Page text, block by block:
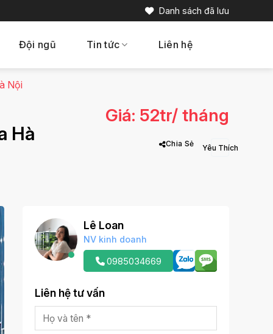
Danh sách đã lưu
Đội ngũ Tin tức Liên hệ
Nội
Hà
Giá: 52tr/ tháng
Chia Sẻ
Lê Loan
NV kinh doanh
0985034669
Liên hệ tư vấn